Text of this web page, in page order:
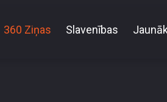
360 Ziņas Slavenības